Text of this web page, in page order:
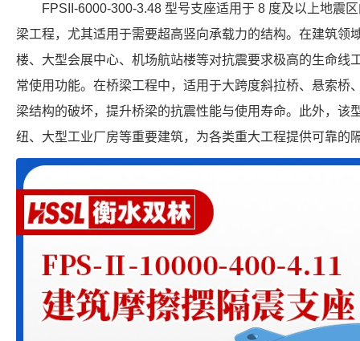
FPSII-6000-300-3.48 型号支座适用于 8 度及以上地震
梁工程，尤其适用于需要超高竖向承载力的结构。在建筑领
楼、大型会展中心、机场航站楼等对抗震要求极高的生命线
常使用功能。在桥梁工程中，适用于大跨度斜拉桥、悬索桥
梁结构的破坏，提升桥梁的抗震性能与使用寿命。此外，该
纽、大型工业厂房等重要建筑，为各类重大工程提供可靠的